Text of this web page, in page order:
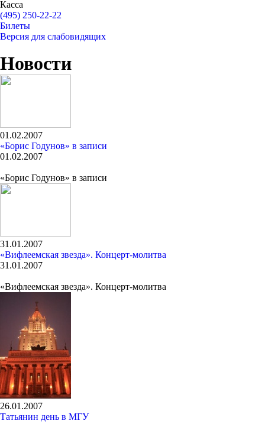
Касса
(495) 250-22-22
Билеты
Версия для слабовидящих
Новости
01.02.2007
«Борис Годунов» в записи
01.02.2007
«Борис Годунов» в записи
31.01.2007
«Вифлеемская звезда». Концерт-молитва
31.01.2007
«Вифлеемская звезда». Концерт-молитва
26.01.2007
Татьянин день в МГУ